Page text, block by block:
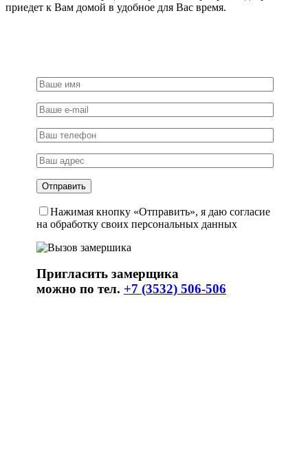
приедет к Вам домой в удобное для Вас время.
Нажимая кнопку «Отправить», я даю согласие
на обработку своих персональных данных
Пригласить замерщика
можно по тел. +7 (3532) 506-506